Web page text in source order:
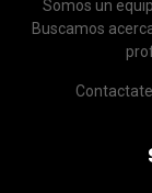
Somos un
Buscamos